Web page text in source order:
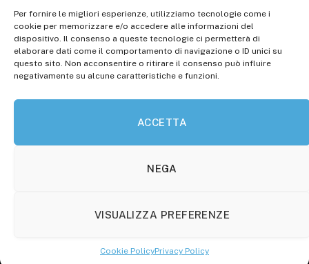
Per fornire le migliori esperienze, utilizziamo tecnologie come i
cookie per memorizzare e/o accedere alle informazioni del
dispositivo. Il consenso a queste tecnologie ci permetterà di
elaborare dati come il comportamento di navigazione o ID unici su
questo sito. Non acconsentire o ritirare il consenso può influire
negativamente su alcune caratteristiche e funzioni.
ACCETTA
NEGA
VISUALIZZA PREFERENZE
Cookie PolicyPrivacy Policy
Scrivici a:
info@molisetabloid.it
commerciale@molisetabloid.it
Disclaimer
Cookie Policy (UE)